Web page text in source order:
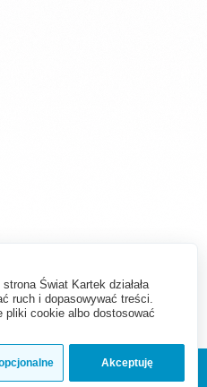
Świat Kartek działała
ruch i dopasowywać treści.
pliki cookie albo dostosować
Akceptuję